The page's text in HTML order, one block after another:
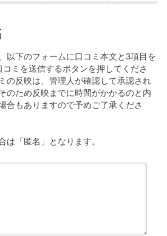
以下のフォームに口コミ本文と3項目を
ミを送信するボタンを押してくださ
の反映は、管理人が確認して承認され
のため反映までに時間がかかるのと内
合もありますので予めご了承くださ
は「匿名」となります。